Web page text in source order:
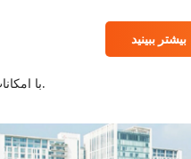
بیشتر ببینید
بیمارستان های معتبر JCI و NABH با امکانات پیشرفته با قیمت های مقرون به صرفه همراه با بهترین کادر پزشکی.